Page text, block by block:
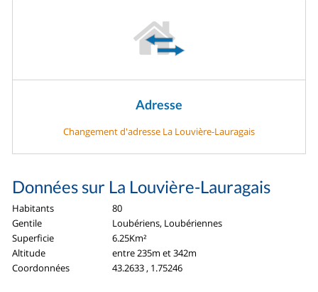
Adresse
Changement d'adresse La Louvière-Lauragais
Données sur La Louvière-Lauragais
Habitants
80
Gentile
Loubériens, Loubériennes
Superficie
6.25Km²
Altitude
entre 235m et 342m
Coordonnées
43.2633 , 1.75246